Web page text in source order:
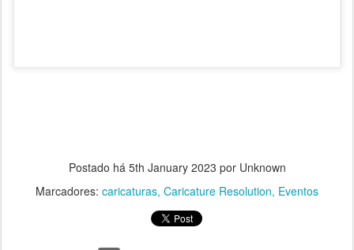
Postado há 5th January 2023 por Unknown
Marcadores: caricaturas Caricature Resolution Eventos